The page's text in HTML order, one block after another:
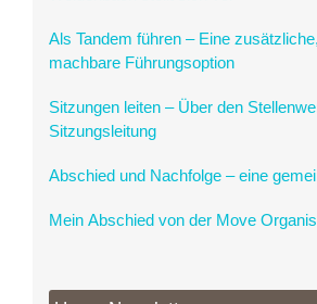
Als Tandem führen – Eine
machbare Führungsoption
Sitzungen leiten – Über den
Sitzungsleitung
Abschied und Nachfolge – eine
Mein Abschied von der Move